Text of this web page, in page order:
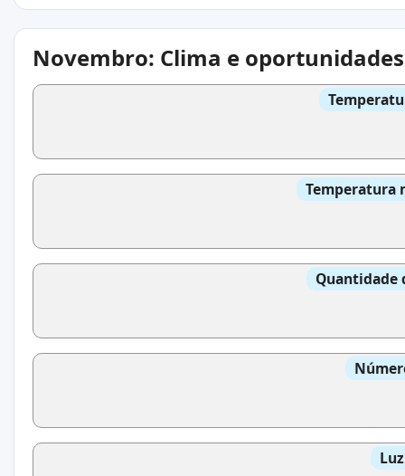
Novembro: Clima e
Temperatura
Quantidade